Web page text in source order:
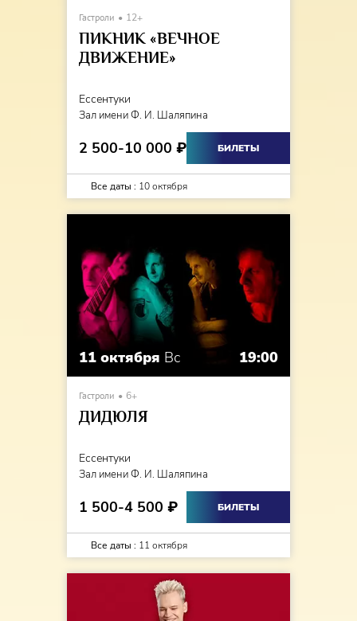
Гастроли 12+
ПИКНИК «ВЕЧНОЕ
ДВИЖЕНИЕ»
Ессентуки
Зал имени Ф. И. Шаляпина
2 500-10 000 ₽ БИЛЕТЫ
Все даты : 10 октября
11 октября Вс 19:00
Гастроли 6+
ДИДЮЛЯ
Ессентуки
Зал имени Ф. И. Шаляпина
1 500-4 500 ₽ БИЛЕТЫ
Все даты : 11 октября